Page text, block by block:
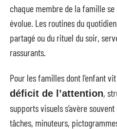
chaque membre de la famille
évolue. Les routines du
partagé ou du rituel du soir,
rassurants.
Pour les familles dont l’enfant
déficit de l’attention,
supports visuels s’avère
tâches, minuteurs,